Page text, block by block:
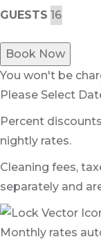
GUESTS
Book Now
You won't be
Please Select
Percent
nightly rates.
Cleaning fees,
separately and
Monthly rates